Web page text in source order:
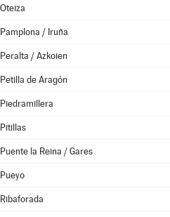
Oteiza
Pamplona / Iruña
Peralta / Azkoien
Petilla de Aragón
Piedramillera
Pitillas
Puente la Reina / Gares
Pueyo
Ribaforada